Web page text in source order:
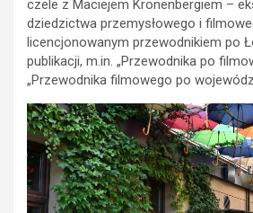
czele z Maciejem Kronenbergiem –
dziedzictwa przemysłowego i
licencjonowanym przewodnikiem po
publikacji, m.in. „Przewodnika po
„Przewodnika filmowego po